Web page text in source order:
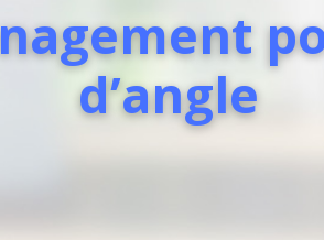
d’angle